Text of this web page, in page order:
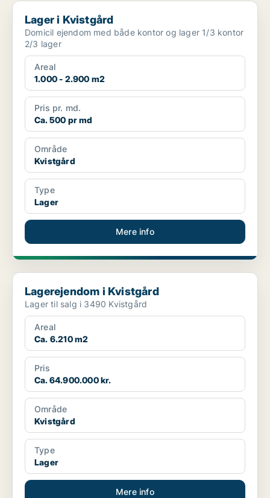
Lager i Kvistgård
Lager i Kvistgård
Domicil ejendom med både kontor og lager 1/3 kontor
2/3 lager
Areal
1.000 - 2.900 m2
Pris pr. md.
Ca. 500 pr md
Område
Kvistgård
Type
Lager
Mere info
Lagerejendom i Kvistgård
Lagerejendom i Kvistgård
Lager til salg i 3490 Kvistgård
Areal
Ca. 6.210 m2
Pris
Ca. 64.900.000 kr.
Område
Kvistgård
Type
Lager
Mere info